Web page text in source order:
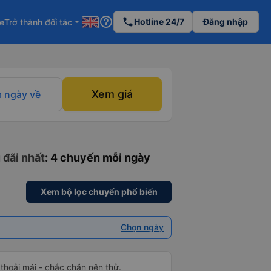
Trở thành đối tác arrow_drop_down help_outline phoneHotline 24/7 Đăng nhập
ngày về Xem giá
đãi nhất: 4 chuyến mỗi ngày
Xem bộ lọc chuyến phổ biến
Chọn ngày
mái - chắc chắn nên thử.